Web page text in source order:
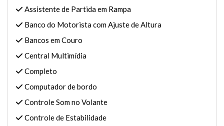
Assistente de Partida em Rampa
Banco do Motorista com Ajuste de Altura
Bancos em Couro
Central Multimídia
Completo
Computador de bordo
Controle Som no Volante
Controle de Estabilidade